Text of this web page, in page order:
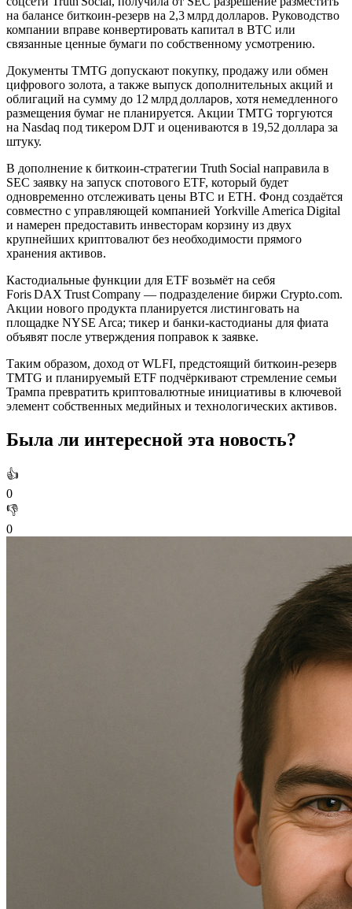
на балансе биткоин‑резерв на 2,3 млрд долларов. Руководство
компании вправе конвертировать капитал в BTC или
связанные ценные бумаги по собственному усмотрению.
Документы TMTG допускают покупку, продажу или обмен
цифрового золота, а также выпуск дополнительных акций и
облигаций на сумму до 12 млрд долларов, хотя немедленного
размещения бумаг не планируется. Акции TMTG торгуются
на Nasdaq под тикером DJT и оцениваются в 19,52 доллара за
штуку.
В дополнение к биткоин‑стратегии Truth Social направила в
SEC заявку на запуск спотового ETF, который будет
одновременно отслеживать цены BTC и ETH. Фонд создаётся
совместно с управляющей компанией Yorkville America Digital
и намерен предоставить инвесторам корзину из двух
крупнейших криптовалют без необходимости прямого
хранения активов.
Кастодиальные функции для ETF возьмёт на себя
Foris DAX Trust Company — подразделение биржи Crypto.com.
Акции нового продукта планируется листинговать на
площадке NYSE Arca; тикер и банки‑кастодианы для фиата
объявят после утверждения поправок к заявке.
Таким образом, доход от WLFI, предстоящий биткоин‑резерв
TMTG и планируемый ETF подчёркивают стремление семьи
Трампа превратить криптовалютные инициативы в ключевой
элемент собственных медийных и технологических активов.
Была ли интересной эта новость?
👍
0
👎
0